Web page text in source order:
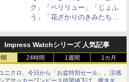
ク」「ペリリュー」「じょふ
う」「花ざかりのきみたち
「白泉社 夏の大割引セー
ル」が開催中！
Impress Watchシリーズ 人気記事
24時間 1週間 1カ月
ニクロ、今日から「お盆特別セール」。涼感
アサッカーワンピース待望値下げ、撥水ギア